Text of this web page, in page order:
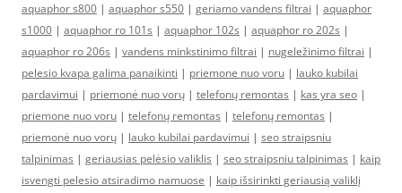
aquaphor s800 | aquaphor s550 | geriamo vandens filtrai | aquaphor
s1000 | aquaphor ro 101s | aquaphor 102s | aquaphor ro 202s |
aquaphor ro 206s | vandens minkstinimo filtrai | nugeležinimo filtrai |
pelesio kvapa galima panaikinti | priemone nuo voru | lauko kubilai
pardavimui | priemonė nuo vorų | telefonų remontas | kas yra seo |
priemone nuo voru | telefonų remontas | telefonų remontas |
priemonė nuo vorų | lauko kubilai pardavimui | seo straipsniu
talpinimas | geriausias pelėsio valiklis | seo straipsniu talpinimas | kaip
isvengti pelesio atsiradimo namuose | kaip išsirinkti geriausią valiklį